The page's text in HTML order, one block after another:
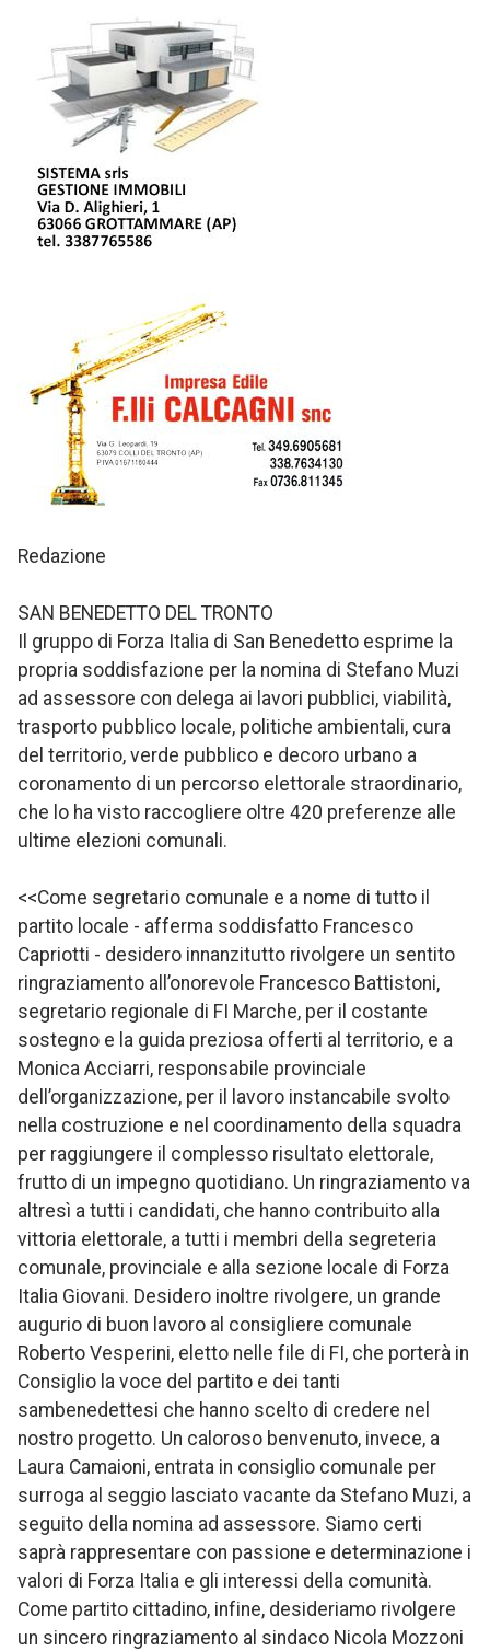
Redazione
SAN BENEDETTO DEL TRONTO
Il gruppo di Forza Italia di San Benedetto esprime la
propria soddisfazione per la nomina di Stefano Muzi
ad assessore con delega ai lavori pubblici, viabilità,
trasporto pubblico locale, politiche ambientali, cura
del territorio, verde pubblico e decoro urbano a
coronamento di un percorso elettorale straordinario,
che lo ha visto raccogliere oltre 420 preferenze alle
ultime elezioni comunali.
<<Come segretario comunale e a nome di tutto il
partito locale - afferma soddisfatto Francesco
Capriotti - desidero innanzitutto rivolgere un sentito
ringraziamento all’onorevole Francesco Battistoni,
segretario regionale di FI Marche, per il costante
sostegno e la guida preziosa offerti al territorio, e a
Monica Acciarri, responsabile provinciale
dell’organizzazione, per il lavoro instancabile svolto
nella costruzione e nel coordinamento della squadra
per raggiungere il complesso risultato elettorale,
frutto di un impegno quotidiano. Un ringraziamento va
altresì a tutti i candidati, che hanno contribuito alla
vittoria elettorale, a tutti i membri della segreteria
comunale, provinciale e alla sezione locale di Forza
Italia Giovani. Desidero inoltre rivolgere, un grande
augurio di buon lavoro al consigliere comunale
Roberto Vesperini, eletto nelle file di FI, che porterà in
Consiglio la voce del partito e dei tanti
sambenedettesi che hanno scelto di credere nel
nostro progetto. Un caloroso benvenuto, invece, a
Laura Camaioni, entrata in consiglio comunale per
surroga al seggio lasciato vacante da Stefano Muzi, a
seguito della nomina ad assessore. Siamo certi
saprà rappresentare con passione e determinazione i
valori di Forza Italia e gli interessi della comunità.
Come partito cittadino, infine, desideriamo rivolgere
un sincero ringraziamento al sindaco Nicola Mozzoni